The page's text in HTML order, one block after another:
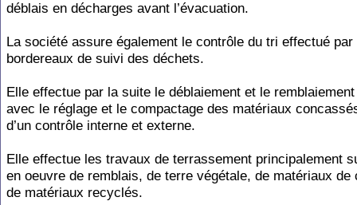
déblais en décharges avant l’évacuation.
La société assure également le contrôle du tri effectué
bordereaux de suivi des déchets.
Elle effectue par la suite le déblaiement et le
avec le réglage et le compactage des matériaux
d’un contrôle interne et externe.
Elle effectue les travaux de terrassement principalement
en oeuvre de remblais, de terre végétale, de matériaux de
de matériaux recyclés.